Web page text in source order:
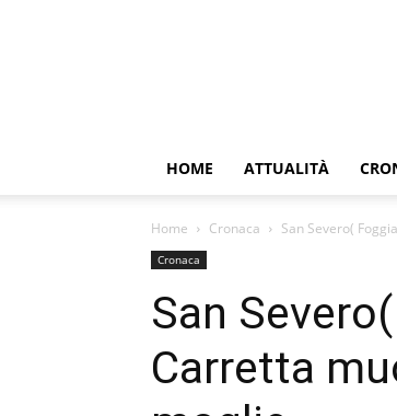
HOME ATTUALITÀ
Home Cronaca San Severo(
Cronaca
San
Carretta